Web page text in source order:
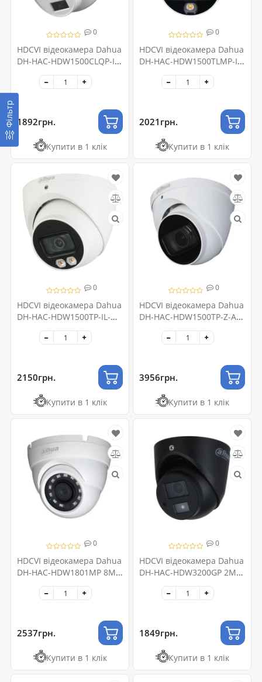
Фільтр
0
HDCVI відеокамера Dahua
DH-HAC-HDW1500CLQP-IL-
A 5МП (2.8мм)
1892грн.
Купити в 1 клік
0
HDCVI відеокамера Dahua
DH-HAC-HDW1500TLMP-IL-
A 5МП (2.8мм)
2021грн.
Купити в 1 клік
0
HDCVI відеокамера Dahua
DH-HAC-HDW1500TP-IL-
A 5МП (2.8мм)
2150грн.
Купити в 1 клік
0
HDCVI відеокамера Dahua
DH-HAC-HDW1500TP-Z-A
5МП (2.7-12мм) з
мікрофоном
3956грн.
Купити в 1 клік
0
HDCVI відеокамера Dahua
DH-HAC-HDW1801MP 8МП
(2.8мм)
2537грн.
Купити в 1 клік
0
HDCVI відеокамера Dahua
DH-HAC-HDW3200GP 2MП
(2.8мм)
1849грн.
Купити в 1 клік